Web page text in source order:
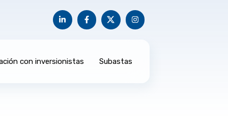
con inversionistas Subastas